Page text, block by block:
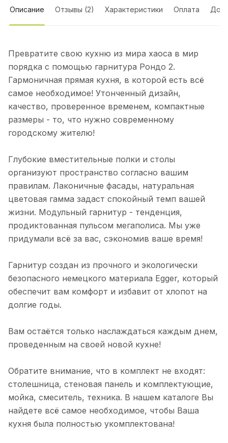
Стол 1 дверь 720х600х560
Стол 720х600х560 под мойку
Описание Отзывы (2) Характеристики Оплата
Превратите свою кухню из мира хаоса в мир
порядка с помощью гарнитура Рондо 2.
Гармоничная прямая кухня, в которой есть всё
самое необходимое! Утонченный дизайн,
качество, проверенное временем, компактные
размеры - то, что нужно современному
городскому жителю!
Глубокие вместительные полки и столы
организуют пространство согласно вашим
правилам. Лаконичные фасады, натуральная
цветовая гамма задаст спокойный темп вашей
жизни. Модульный гарнитур - тенденция,
продиктованная пульсом мегаполиса. Мы уже
придумали всё за вас, сэкономив ваше время!
Гарнитур создан из прочного и экологически
безопасного немецкого материала Egger, который
обеспечит вам комфорт и избавит от хлопот на
долгие годы.
Вам остаётся только наслаждаться каждым днем,
проведенным на своей новой кухне!
Обратите внимание, что в комплект не входят:
столешница, стеновая панель и комплектующие,
мойка, смеситель, техника. В нашем каталоге Вы
найдете всё самое необходимое, чтобы Ваша
кухня была полностью укомплектована!